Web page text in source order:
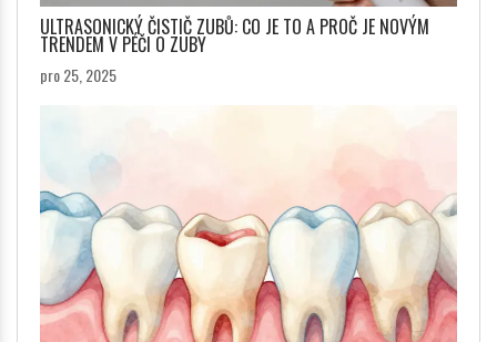
ULTRASONICKÝ ČISTIČ ZUBŮ: CO JE TO A PROČ JE NOVÝM
TRENDEM V PÉČI O ZUBY
pro 25, 2025